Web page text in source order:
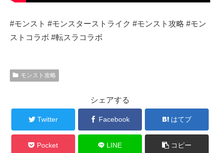
#モンスト #モンスターストライク #モンスト攻略 #モン
ストコラボ #転スラコラボ
モンスト攻略
シェアする
Twitter Facebook はてブ
Pocket LINE コピー